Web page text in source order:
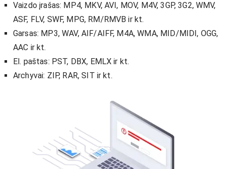
Vaizdo įrašas: MP4, MKV, AVI, MOV, M4V, 3GP, 3G2, WMV,
ASF, FLV, SWF, MPG, RM/RMVB ir kt.
Garsas: MP3, WAV, AIF/AIFF, M4A, WMA, MID/MIDI, OGG,
AAC ir kt.
El. paštas: PST, DBX, EMLX ir kt.
Archyvai: ZIP, RAR, SIT ir kt.